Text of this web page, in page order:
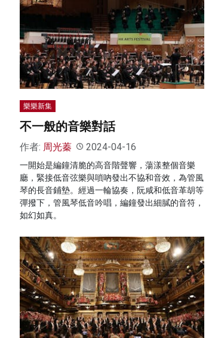
樂樂新集
不一般的音樂對話
作者: 周光蓁 2024-04-16
一開始是編鐘清脆的高音階聲響，蕩漾整個音樂
廳，緊接低音弦樂與嗩吶發出不協和音效，為管風
琴的長音鋪墊。經過一輪協奏，阮咸和低音革胡等
彈撥下，管風琴低音吟唱，編鐘發出細膩的音符，
如幻如真。